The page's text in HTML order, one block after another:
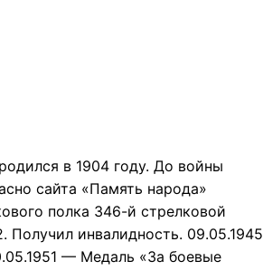
в 1904 году. До войны
сайта «Память народа»
полка 346-й стрелковой
Получил инвалидность. 09.05.1945
— Медаль «За боевые